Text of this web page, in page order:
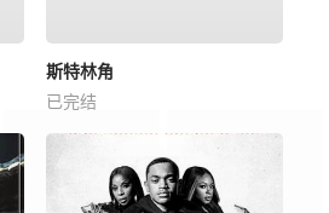
斯特林角
已完结